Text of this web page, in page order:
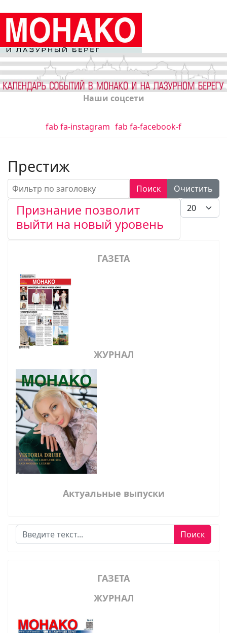
Наши соцсети
fab fa-instagram fab fa-facebook-f
Престиж
Фильтр по заголовку Поиск
Очистить
Кол-во
Признание позволит
выйти на новый уровень
ГАЗЕТА
ЖУРНАЛ
Актуальные выпуски
Поиск Поиск
ГАЗЕТА
ЖУРНАЛ